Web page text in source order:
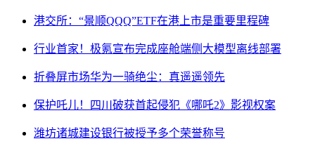
港交所：“景顺QQQ”ETF在港上市是重要里程碑
行业首家！极氪宣布完成座舱端侧大模型离线部署
折叠屏市场华为一骑绝尘：真遥遥领先
保护吒儿！四川破获首起侵犯《哪吒2》影视权案
潍坊诸城建设银行被授予多个荣誉称号